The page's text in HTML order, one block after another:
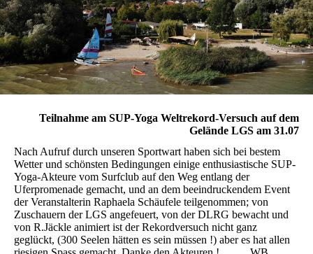
Teilnahme am SUP-Yoga Weltrekord-Versuch auf dem
Gelände LGS am 31.07
Nach Aufruf durch unseren Sportwart haben sich bei bestem
Wetter und schönsten Bedingungen einige enthusiastische SUP-
Yoga-Akteure vom Surfclub auf den Weg entlang der
Uferpromenade gemacht, und an dem beeindruckendem Event
der Veranstalterin Raphaela Schäufele teilgenommen; von
Zuschauern der LGS angefeuert, von der DLRG bewacht und
von R.Jäckle animiert ist der Rekordversuch nicht ganz
geglückt, (300 Seelen hätten es sein müssen !) aber es hat allen